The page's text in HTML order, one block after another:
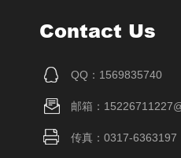
Contact Us
QQ：1569835740
邮箱：
传真：0317-6363197